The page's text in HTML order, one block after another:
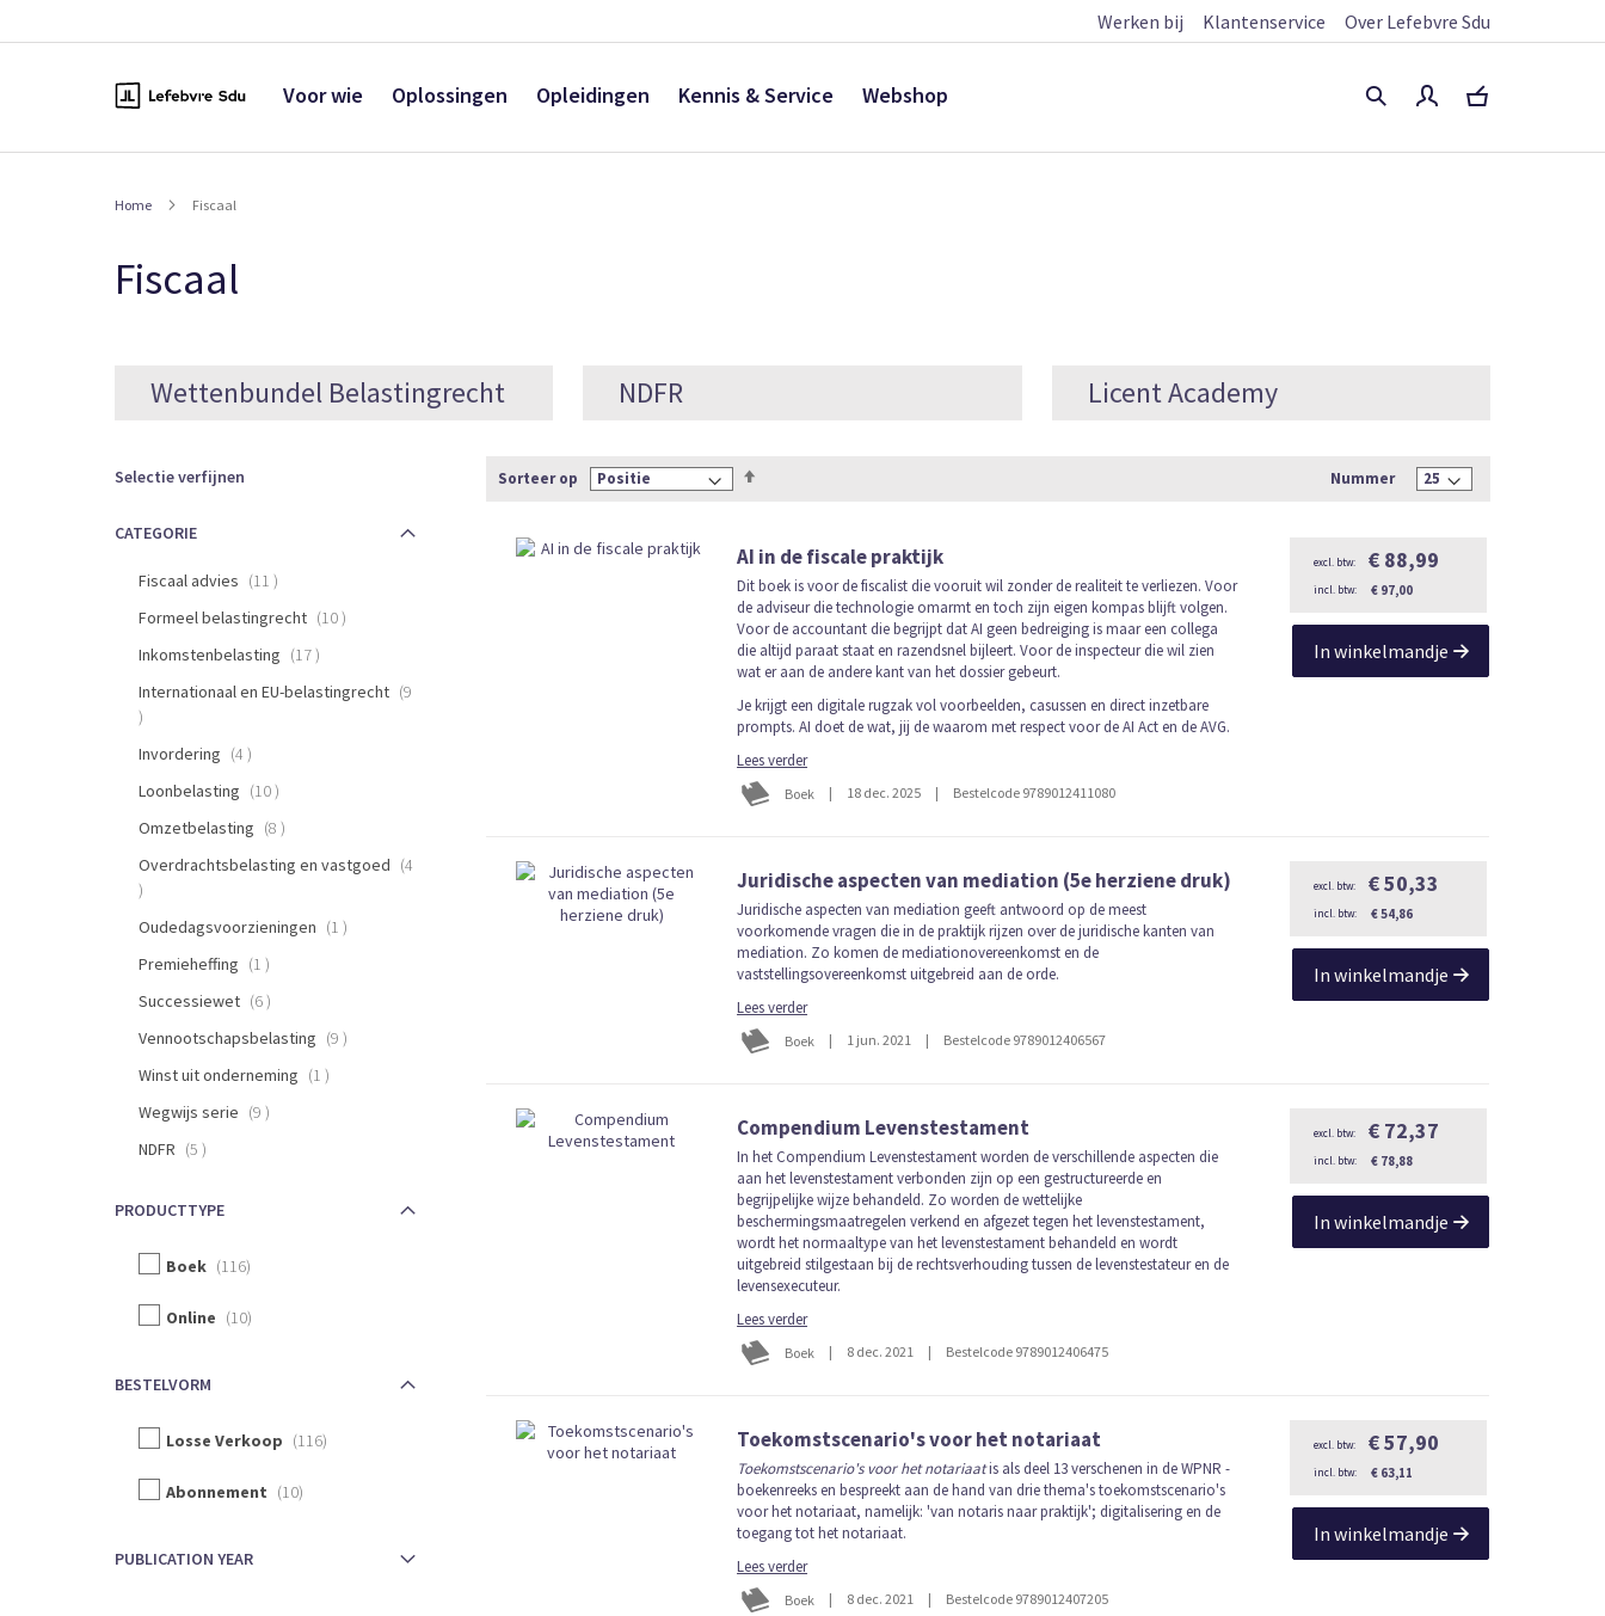
Werken bij Klantenservice Over Lefebvre Sdu
Voor wie Oplossingen Opleidingen Kennis & Service Webshop
Home Fiscaal
Fiscaal
Wettenbundel Belastingrecht NDFR Licent Academy
Nummer
Sorteer op
sorteren
AI in de fiscale praktijk
Dit boek is voor de fiscalist die vooruit wil zonder de realiteit te verliezen. Voor
de adviseur die technologie omarmt en toch zijn eigen kompas blijft volgen.
Voor de accountant die begrijpt dat AI geen bedreiging is maar een collega
die altijd paraat staat en razendsnel bijleert. Voor de inspecteur die wil zien
wat er aan de andere kant van het dossier gebeurt.
Je krijgt een digitale rugzak vol voorbeelden, casussen en direct inzetbare
prompts. AI doet de wat, jij de waarom met respect voor de AI Act en de AVG.
Lees verder
Boek | 18 dec. 2025 | Bestelcode 9789012411080
€ 88,99
€ 97,00
In winkelmandje
Juridische aspecten van mediation (5e herziene druk)
Juridische aspecten van mediation geeft antwoord op de meest
voorkomende vragen die in de praktijk rijzen over de juridische kanten van
mediation. Zo komen de mediationovereenkomst en de
vaststellingsovereenkomst uitgebreid aan de orde.
Lees verder
Boek | 1 jun. 2021 | Bestelcode 9789012406567
€ 50,33
€ 54,86
In winkelmandje
Compendium Levenstestament
In het Compendium Levenstestament worden de verschillende aspecten die
aan het levenstestament verbonden zijn op een gestructureerde en
begrijpelijke wijze behandeld. Zo worden de wettelijke
beschermingsmaatregelen verkend en afgezet tegen het levenstestament,
wordt het normaaltype van het levenstestament behandeld en wordt
uitgebreid stilgestaan bij de rechtsverhouding tussen de levenstestateur en de
levensexecuteur.
Lees verder
Boek | 8 dec. 2021 | Bestelcode 9789012406475
€ 72,37
€ 78,88
In winkelmandje
Toekomstscenario's voor het notariaat
Toekomstscenario's voor het notariaatis als deel 13 verschenen in de WPNR -
boekenreeks en bespreekt aan de hand van drie thema's toekomstscenario's
voor het notariaat, namelijk: 'van notaris naar praktijk'; digitalisering en de
toegang tot het notariaat.
Lees verder
Boek | 8 dec. 2021 | Bestelcode 9789012407205
€ 57,90
€ 63,11
In winkelmandje
Selectie verfijnen
CATEGORIE
Fiscaal advies 11 items
Formeel belastingrecht
10items
Inkomstenbelasting
17items
Internationaal en EU-belastingrecht
9
items
Invordering
4 items
Loonbelasting
10items
Omzetbelasting
8 items
Overdrachtsbelasting en vastgoed
4
items
Oudedagsvoorzieningen
1 item
Premieheffing
1 item
Successiewet
6items
Vennootschapsbelasting
9 items
Winst uit onderneming
1 item
Wegwijs serie
9 items
NDFR
5 items
PRODUCTTYPE
Boek 116
Online 10
BESTELVORM
Losse Verkoop 116
Abonnement 10
PUBLICATION YEAR